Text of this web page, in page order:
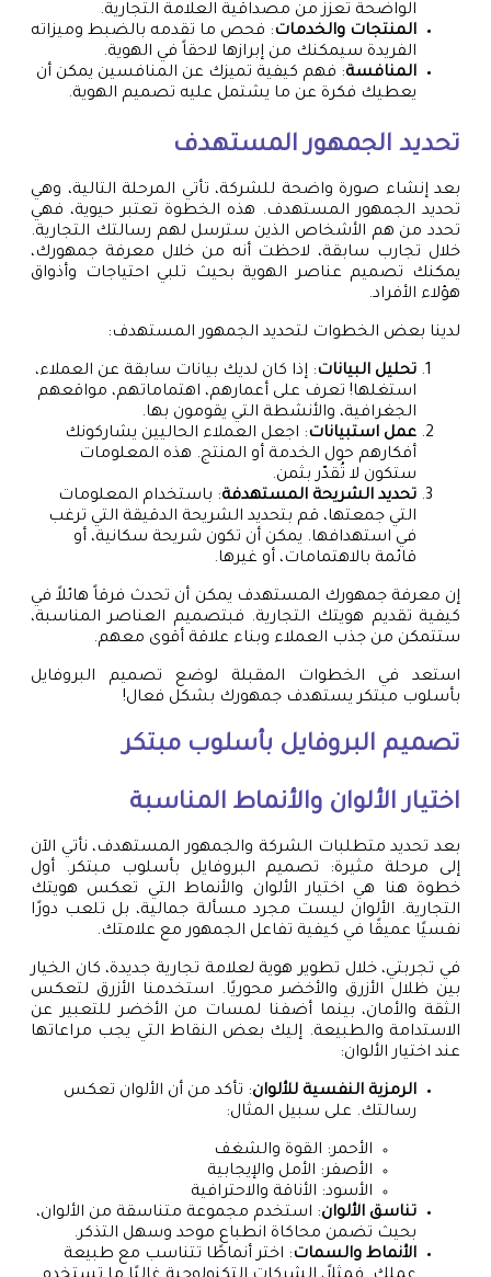
الواضحة تعزز من مصداقية العلامة التجارية.
المنتجات والخدمات: فحص ما تقدمه بالضبط وميزاته
الفريدة سيمكنك من إبرازها لاحقاً في الهوية.
المنافسة: فهم كيفية تميزك عن المنافسين يمكن أن
يعطيك فكرة عن ما يشتمل عليه تصميم الهوية.
تحديد الجمهور المستهدف
بعد إنشاء صورة واضحة للشركة، تأتي المرحلة التالية، وهي
تحديد الجمهور المستهدف. هذه الخطوة تعتبر حيوية، فهي
تحدد من هم الأشخاص الذين سترسل لهم رسالتك التجارية.
خلال تجارب سابقة، لاحظت أنه من خلال معرفة جمهورك،
يمكنك تصميم عناصر الهوية بحيث تلبي احتياجات وأذواق
هؤلاء الأفراد.
لدينا بعض الخطوات لتحديد الجمهور المستهدف:
تحليل البيانات: إذا كان لديك بيانات سابقة عن العملاء،
استغلها! تعرف على أعمارهم، اهتماماتهم، مواقعهم
الجغرافية، والأنشطة التي يقومون بها.
عمل استبيانات: اجعل العملاء الحاليين يشاركونك
أفكارهم حول الخدمة أو المنتج. هذه المعلومات
ستكون لا تُقدّر بثمن.
تحديد الشريحة المستهدفة: باستخدام المعلومات
التي جمعتها، قم بتحديد الشريحة الدقيقة التي ترغب
في استهدافها. يمكن أن تكون شريحة سكانية، أو
قائمة بالاهتمامات، أو غيرها.
إن معرفة جمهورك المستهدف يمكن أن تحدث فرقاً هائلاً في
كيفية تقديم هويتك التجارية. فبتصميم العناصر المناسبة،
ستتمكن من جذب العملاء وبناء علاقة أقوى معهم.
استعد في الخطوات المقبلة لوضع تصميم البروفايل
بأسلوب مبتكر يستهدف جمهورك بشكل فعال!
تصميم البروفايل بأسلوب مبتكر
اختيار الألوان والأنماط المناسبة
بعد تحديد متطلبات الشركة والجمهور المستهدف، نأتي الآن
إلى مرحلة مثيرة: تصميم البروفايل بأسلوب مبتكر. أول
خطوة هنا هي اختيار الألوان والأنماط التي تعكس هويتك
التجارية. الألوان ليست مجرد مسألة جمالية، بل تلعب دورًا
نفسيًا عميقًا في كيفية تفاعل الجمهور مع علامتك.
في تجربتي، خلال تطوير هوية لعلامة تجارية جديدة، كان الخيار
بين ظلال الأزرق والأخضر محوريًا. استخدمنا الأزرق لتعكس
الثقة والأمان، بينما أضفنا لمسات من الأخضر للتعبير عن
الاستدامة والطبيعة. إليك بعض النقاط التي يجب مراعاتها
عند اختيار الألوان:
الرمزية النفسية للألوان: تأكد من أن الألوان تعكس
رسالتك. على سبيل المثال:
الأحمر: القوة والشغف
الأصفر: الأمل والإيجابية
الأسود: الأناقة والاحترافية
تناسق الألوان: استخدم مجموعة متناسقة من الألوان،
بحيث تضمن محاكاة انطباع موحد وسهل التذكر.
الأنماط والسمات: اختر أنماطًا تتناسب مع طبيعة